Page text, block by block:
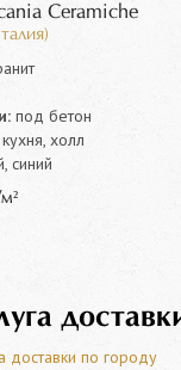
Ceramiche
под бетон
холл
синий
доставки по городу